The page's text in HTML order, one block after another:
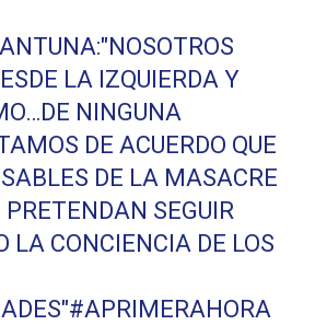
:"NOSOTROS
LA IZQUIERDA Y
NINGUNA
DE ACUERDO QUE
DE LA MASACRE
PRETENDAN SEGUIR
LA CONCIENCIA DE LOS
#APRIMERAHORA